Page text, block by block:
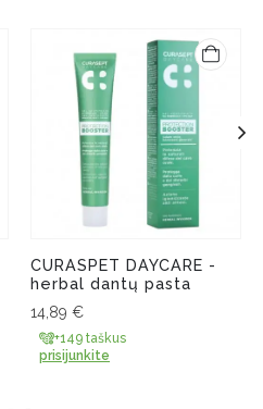
CURASPET DAYCARE -
herbal dantų pasta
14,89 €
+149 taškus
prisijunkite